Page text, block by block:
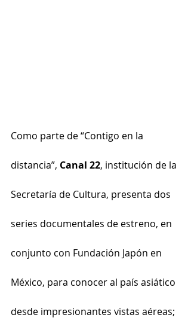
Como parte de “Contigo en la
distancia”, Canal 22, institución de la
Secretaría de Cultura, presenta dos
series documentales de estreno, en
conjunto con Fundación Japón en
México, para conocer al país asiático
desde impresionantes vistas aéreas;